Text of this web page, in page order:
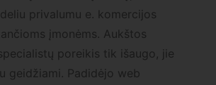
privalumu e. komercijos
įmonėms. Aukštos
poreikis tik išaugo, jie
geidžiami. Padidėjo web